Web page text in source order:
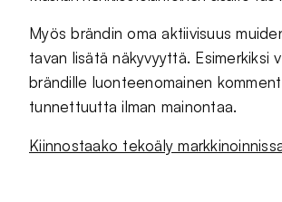
Myös brändin oma aktiivisuus
tavan lisätä näkyvyyttä.
brändille luonteenomainen
tunnettuutta ilman mainontaa.
Kiinnostaako tekoäly